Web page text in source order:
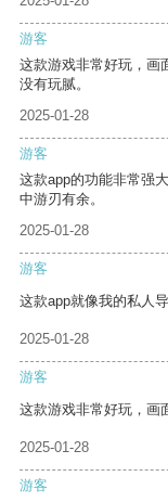
游客
这款游戏非常好玩，画
没有玩腻。
2025-01-28
游客
这款app的功能非常强
中游刃有余。
2025-01-28
游客
这款app就像我的私人
2025-01-28
游客
这款游戏非常好玩，画
2025-01-28
游客